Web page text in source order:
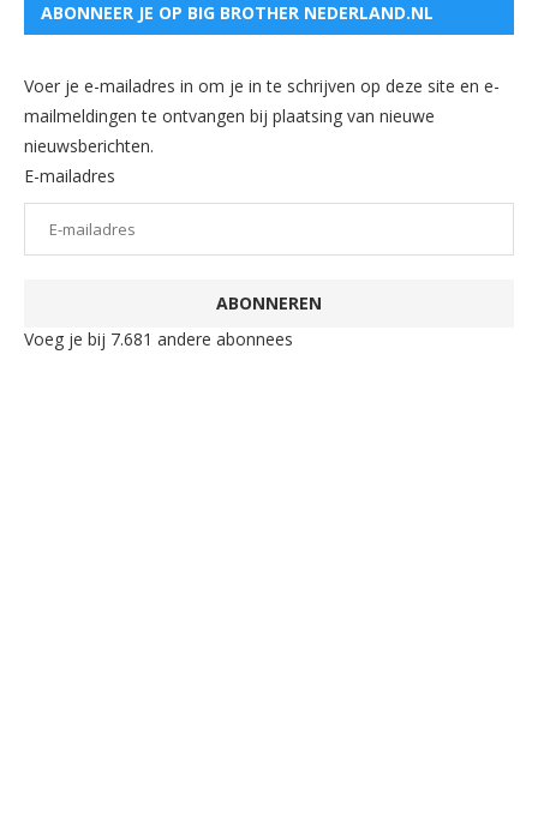
ABONNEER JE OP BIG BROTHER NEDERLAND.NL
Voer je e-mailadres in om je in te schrijven op deze site en e-
mailmeldingen te ontvangen bij plaatsing van nieuwe
nieuwsberichten.
E-mailadres
ABONNEREN
Voeg je bij 7.681 andere abonnees